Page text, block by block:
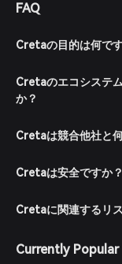
FAQ
Cretaの目的は何で
Cretaのエコシステ
か？
Cretaは競合他社と
Cretaは安全ですか？
Cretaに関連するリ
Currently Popular